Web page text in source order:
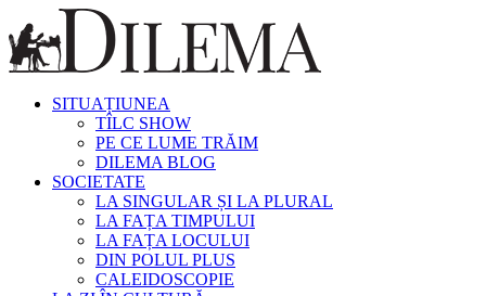
SITUAȚIUNEA
TÎLC SHOW
PE CE LUME TRĂIM
DILEMA BLOG
SOCIETATE
LA SINGULAR ȘI LA PLURAL
LA FAȚA TIMPULUI
LA FAȚA LOCULUI
DIN POLUL PLUS
CALEIDOSCOPIE